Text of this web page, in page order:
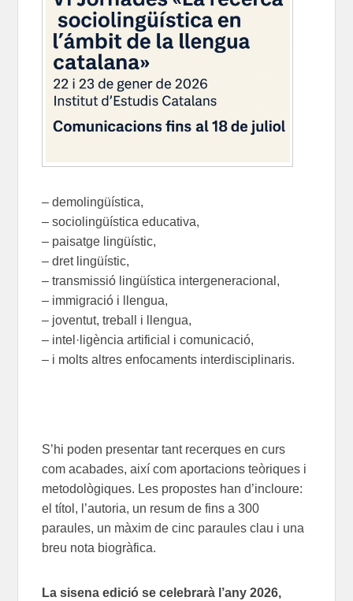
– demolingüística,
– sociolingüística educativa,
– paisatge lingüístic,
– dret lingüístic,
– transmissió lingüística intergeneracional,
– immigració i llengua,
– joventut, treball i llengua,
– intel·ligència artificial i comunicació,
– i molts altres enfocaments interdisciplinaris.
S’hi poden presentar tant recerques en curs
com acabades, així com aportacions teòriques i
metodològiques. Les propostes han d’incloure:
el títol, l’autoria, un resum de fins a 300
paraules, un màxim de cinc paraules clau i una
breu nota biogràfica.
La sisena edició se celebrarà l’any 2026,